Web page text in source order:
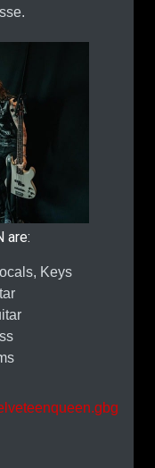
are:
Keys